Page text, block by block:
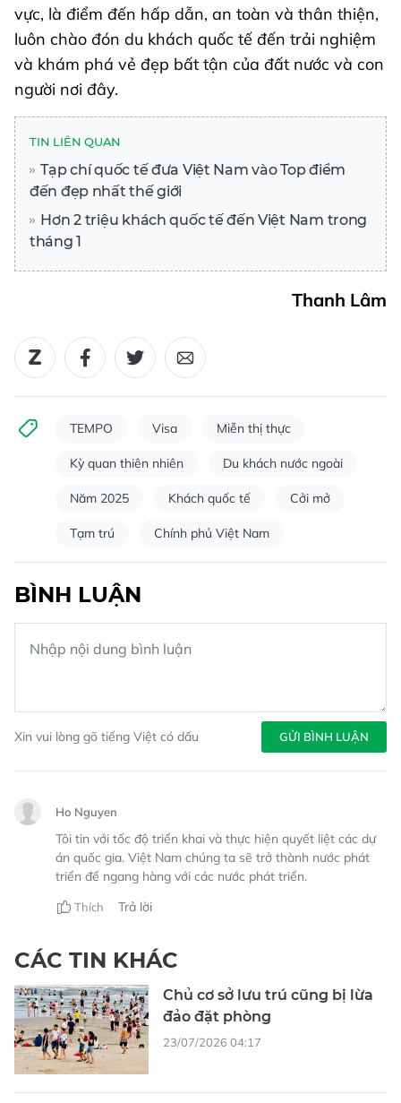
vực, là điểm đến hấp dẫn, an toàn và thân thiện,
luôn chào đón du khách quốc tế đến trải nghiệm
và khám phá vẻ đẹp bất tận của đất nước và con
người nơi đây.
TIN LIÊN QUAN
Tạp chí quốc tế đưa Việt Nam vào Top điểm
đến đẹp nhất thế giới
Hơn 2 triệu khách quốc tế đến Việt Nam trong
tháng 1
Thanh Lâm
TEMPO Visa Miễn thị thực
Kỳ quan thiên nhiên Du khách nước ngoài
Năm 2025 Khách quốc tế Cởi mở
Tạm trú Chính phủ Việt Nam
BÌNH LUẬN
Xin vui lòng gõ tiếng Việt có dấu GỬI BÌNH LUẬN
Ho Nguyen
Tôi tin với tốc độ triển khai và thực hiện quyết liệt các dự
án quốc gia. Việt Nam chúng ta sẽ trở thành nước phát
triển để ngang hàng với các nước phát triển.
Thích Trả lời
CÁC TIN KHÁC
Chủ cơ sở lưu trú cũng bị lừa
đảo đặt phòng
23/07/2026 04:17